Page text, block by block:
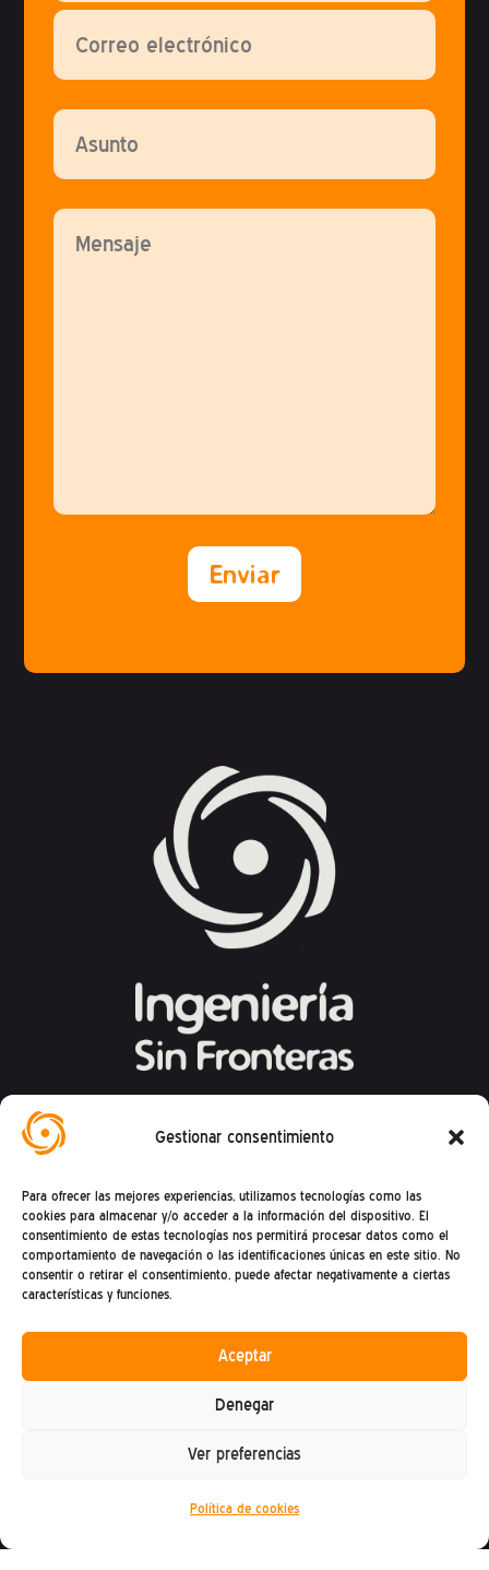
Gestionar consentimiento
Para ofrecer las mejores experiencias, utilizamos tecnologías como las
cookies para almacenar y/o acceder a la información del dispositivo. El
consentimiento de estas tecnologías nos permitirá procesar datos como el
comportamiento de navegación o las identificaciones únicas en este sitio. No
consentir o retirar el consentimiento, puede afectar negativamente a ciertas
características y funciones.
Aceptar
Denegar
Ver preferencias
Política de cookies
Federación Española de Ingeniería Sin
Calle Mandoni, 4 – 08004 Barcelona
CIF: G81469868
Teléfono (+34) : 93 302 27 53